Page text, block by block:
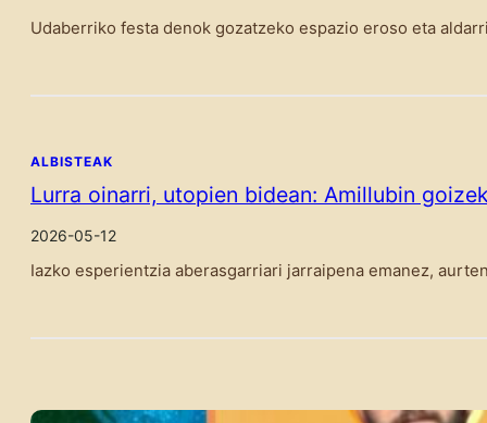
Udaberriko festa denok gozatzeko espazio eroso eta
ALBISTEAK
Lurra oinarri, utopien bidean: Amillubin
2026-05-12
Iazko esperientzia aberasgarriari jarraipena emanez,